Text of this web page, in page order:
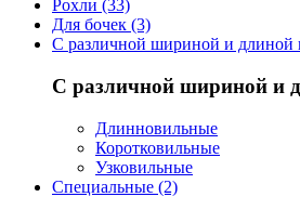
Рохли (33)
Для бочек (3)
С различной шириной и длиной
С различной шириной и
Длинновильные
Коротковильные
Узковильные
Cпециальные (2)